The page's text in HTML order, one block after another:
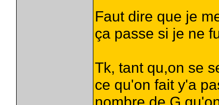
Faut dire que je
ça passe si je ne
Tk, tant qu,on se
ce qu'on fait y'a
nombre de G